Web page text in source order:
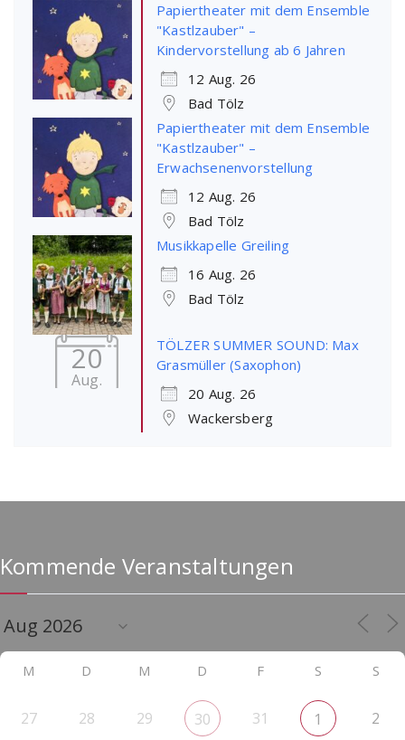
Papiertheater mit dem Ensemble
"Kastlzauber" –
Kindervorstellung ab 6 Jahren
12 Aug. 26
Bad Tölz
Papiertheater mit dem Ensemble
"Kastlzauber" –
Erwachsenenvorstellung
12 Aug. 26
Bad Tölz
Musikkapelle Greiling
16 Aug. 26
Bad Tölz
20
Aug.
TÖLZER SUMMER SOUND: Max
Grasmüller (Saxophon)
20 Aug. 26
Wackersberg
Kommende Veranstaltungen
M D M D F S S
27 28 29 30 31 1 2